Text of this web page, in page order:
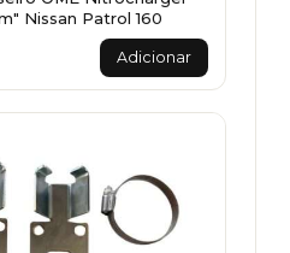
Nissan Patrol 160
Adicionar